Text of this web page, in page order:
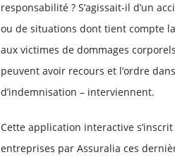
responsabilité ? S’agissait-il d’un
ou de situations dont tient compte
aux victimes de dommages
peuvent avoir recours et l’ordre
d’indemnisation – interviennent.
Cette application interactive
entreprises par Assuralia ces